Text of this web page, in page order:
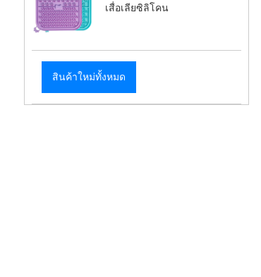
เสื่อเลียซิลิโคน
สินค้าใหม่ทั้งหมด